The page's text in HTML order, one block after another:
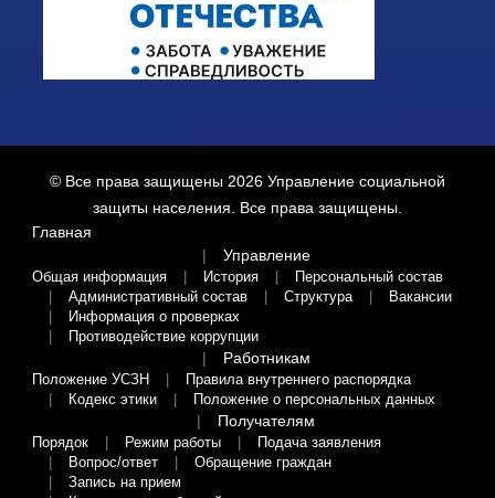
© Все права защищены 2026 Управление социальной
защиты населения. Все права защищены.
Главная
Управление
Общая информация История
Персональный состав
Административный состав
Структура
Вакансии
Информация о проверках
Противодействие коррупции
Работникам
Положение УСЗН
Правила внутреннего распорядка
Кодекс этики
Положение о персональных данных
Получателям
Порядок Режим работы
Подача заявления
Вопрос/ответ
Обращение граждан
Запись на прием